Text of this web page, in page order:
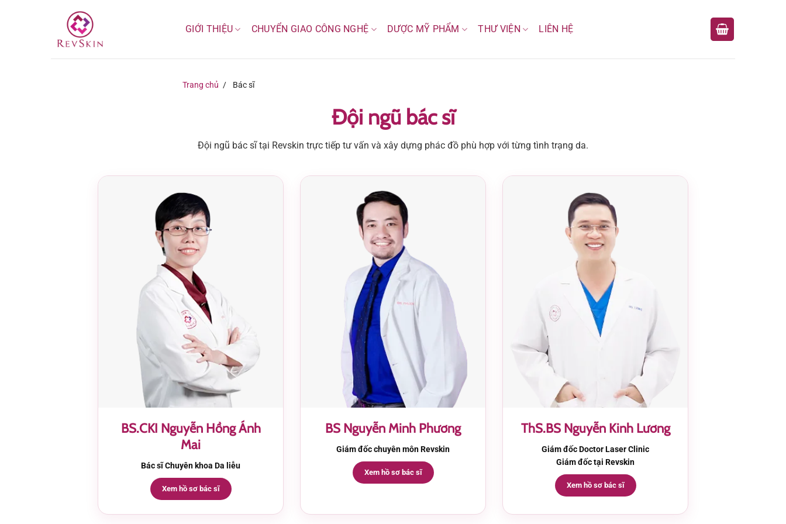
GIỚI THIỆU CHUYỂN GIAO CÔNG NGHỆ DƯỢC MỸ PHẨM THƯ VIỆN LIÊN HỆ
Trang chủ / Bác sĩ
Đội ngũ bác sĩ
Đội ngũ bác sĩ tại Revskin trực tiếp tư vấn và xây dựng phác đồ phù hợp với từng tình trạng da.
BS.CKI Nguyễn Hồng Ánh
Mai
Bác sĩ Chuyên khoa Da liễu
Xem hồ sơ bác sĩ
BS Nguyễn Minh Phương
Giám đốc chuyên môn Revskin
Xem hồ sơ bác sĩ
ThS.BS Nguyễn Kinh Lương
Giám đốc Doctor Laser Clinic
Giám đốc tại Revskin
Xem hồ sơ bác sĩ